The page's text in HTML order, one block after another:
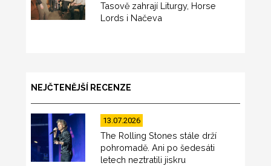
Tasově zahrají Liturgy, Horse
Lords i Načeva
NEJČTENĚJŠÍ RECENZE
13.07.2026
The Rolling Stones stále drží
pohromadě. Ani po šedesáti
letech neztratili jiskru